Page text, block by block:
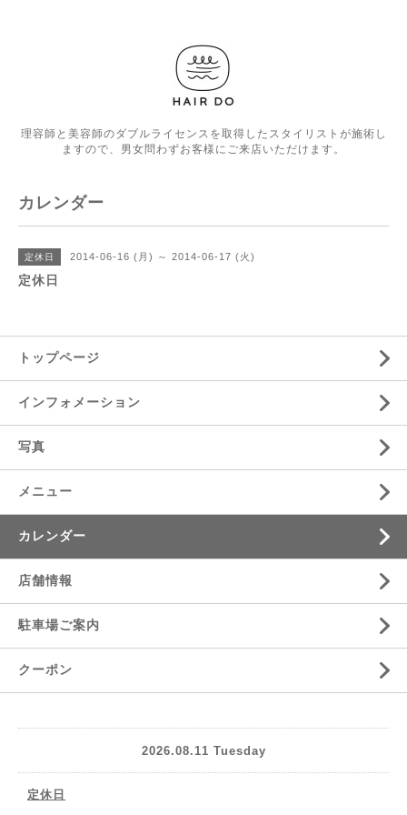
理容師と美容師のダブルライセンスを取得したスタイリストが施術し
ますので、男女問わずお客様にご来店いただけます。
カレンダー
定休日 2014-06-16 (月) ～ 2014-06-17 (火)
定休日
トップページ
インフォメーション
写真
メニュー
カレンダー
店舗情報
駐車場ご案内
クーポン
2026.08.11 Tuesday
定休日